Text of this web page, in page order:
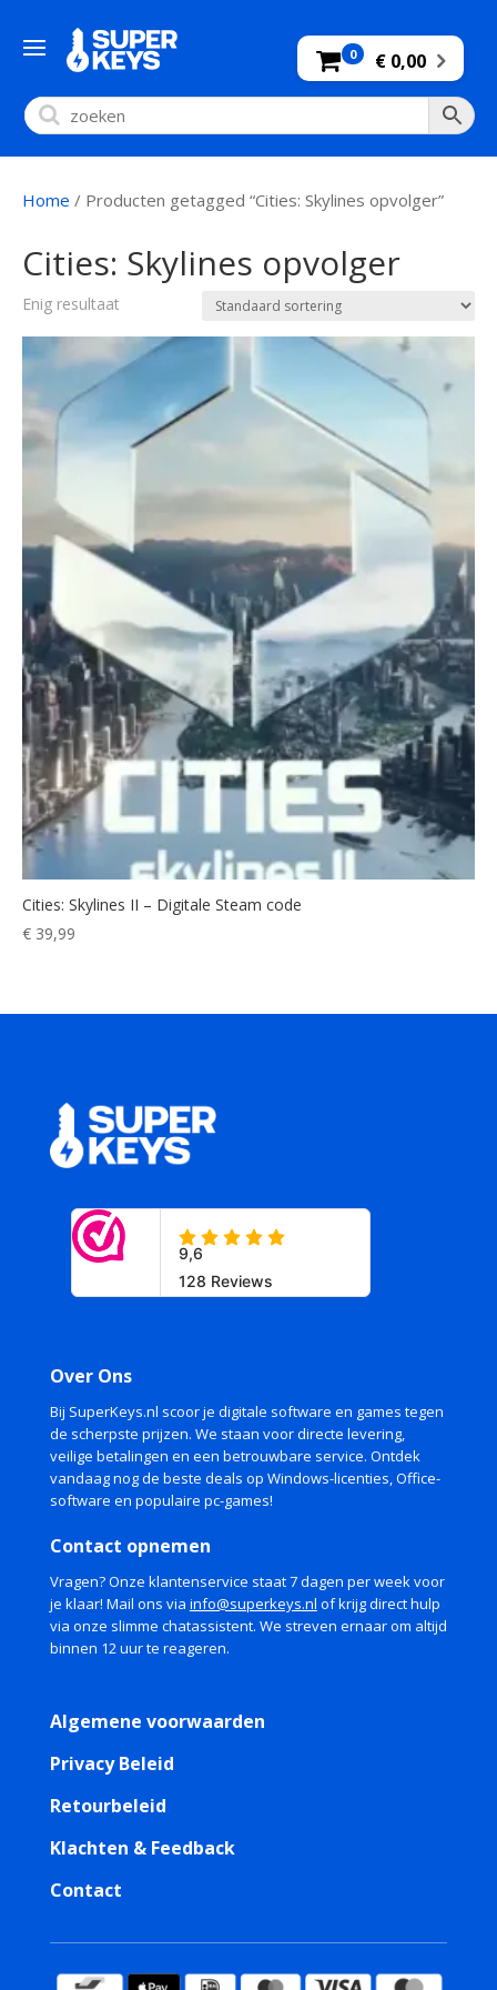
0 € 0,00
Home / Producten getagged “Cities: Skylines opvolger”
Cities: Skylines opvolger
Enig resultaat
Cities: Skylines II – Digitale Steam code
€ 39,99
Over Ons
Bij SuperKeys.nl scoor je digitale software en games tegen
de scherpste prijzen. We staan voor directe levering,
veilige betalingen en een betrouwbare service. Ontdek
vandaag nog de beste deals op Windows-licenties, Office-
software en populaire pc-games!
Contact opnemen
Vragen? Onze klantenservice staat 7 dagen per week voor
je klaar! Mail ons via info@superkeys.nl of krijg direct hulp
via onze slimme chatassistent. We streven ernaar om altijd
binnen 12 uur te reageren.
Algemene voorwaarden
Privacy Beleid
Retourbeleid
Klachten & Feedback
Contact